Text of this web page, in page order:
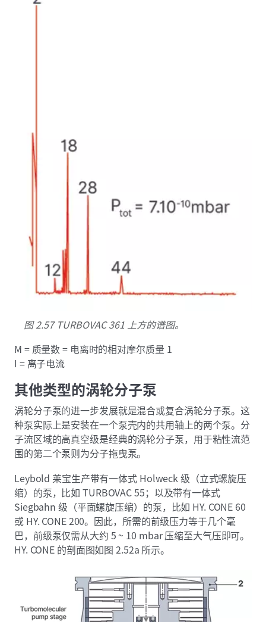
图 2.57 TURBOVAC 361 上方的谱图。
M = 质量数 = 电离时的相对摩尔质量 1
I = 离子电流
其他类型的涡轮分子泵
涡轮分子泵的进一步发展就是混合或复合涡轮分子泵。这
种泵实际上是安装在一个泵壳内的共用轴上的两个泵。分
子流区域的高真空级是经典的涡轮分子泵，用于粘性流范
围的第二个泵则为分子拖曳泵。
Leybold 莱宝生产带有一体式 Holweck 级（立式螺旋压
缩）的泵，比如 TURBOVAC 55；以及带有一体式
Siegbahn 级（平面螺旋压缩）的泵，比如 HY. CONE 60
或 HY. CONE 200。因此，所需的前级压力等于几个毫
巴，前级泵仅需从大约 5 ~ 10 mbar 压缩至大气压即可。
HY. CONE 的剖面图如图 2.52a 所示。